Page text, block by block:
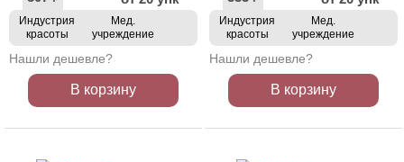
Индустрия
красоты
Мед.
учреждение
Нашли дешевле?
В корзину
Индустрия
красоты
Мед.
учреждение
Нашли дешевле?
В корзину